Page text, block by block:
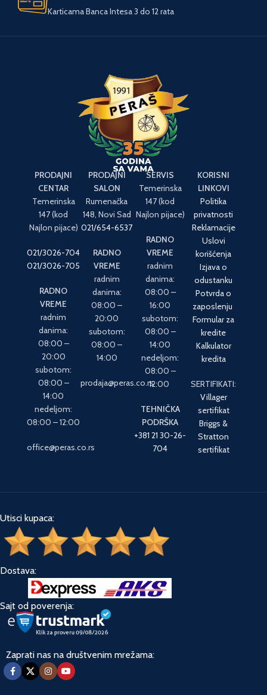
POGON
Karticama Banca Intesa 3 do 12 rata
PRODAJNI
CENTAR
Temerinska
147 (kod
Najlon pijace)
021/3026-704
021/3026-705
RADNO
VREME
radnim
danima:
08:00 –
20:00
subotom:
08:00 –
14:00
nedeljom:
08:00 – 12:00
office@peras.co.rs
PRODAJNI
SALON
Rumenačka
148, Novi Sad
021/654-6537
RADNO
VREME
radnim
danima:
08:00 –
20:00
subotom:
08:00 –
14:00
prodaja@peras.co.rs
SERVIS
Temerinska
147 (kod
Najlon pijace)
RADNO
VREME
radnim
danima:
08:00 –
16:00
subotom:
08:00 –
14:00
nedeljom:
08:00 –
12:00
TEHNIČKA
PODRŠKA
+381 21 30-26-
704
KORISNI
LINKOVI
Politika
privatnosti
Reklamacije
Uslovi
korišćenja
Izjava o
odustanku
Potvrda o
zaposlenju
Formular za
kredite
Kalkulator
kredita
SERTIFIKATI:
Villager
sertifikat
Briggs &
Stratton
sertifikat
Utisci kupaca:
Dostava:
Sajt od poverenja:
Zaprati nas na društvenim mrežama: